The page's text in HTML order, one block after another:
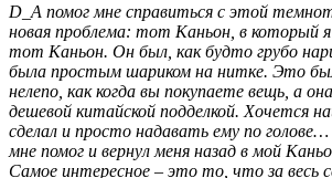
D A помог мне справиться с этой
новая проблема: тот Каньон, в который
тот Каньон. Он был, как будто грубо
была простым шариком на нитке. Это
нелепо, как когда вы покупаете вещь, а
дешевой китайской подделкой. Хочется
сделал и просто надавать ему по голове…
мне помог и вернул меня назад в мой
Самое интересное – это то, что за весь